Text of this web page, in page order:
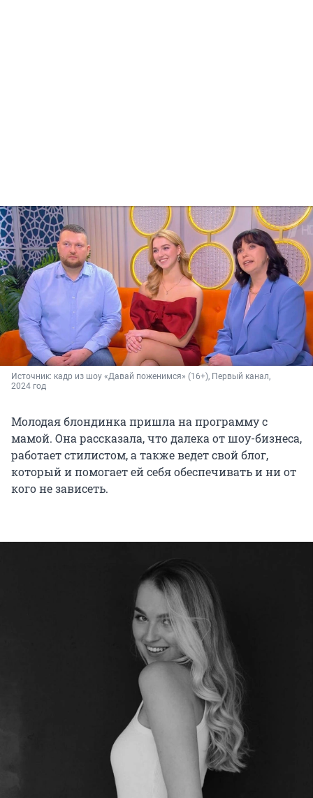
Источник: кадр из шоу «Давай поженимся» (16+), Первый канал,
2024 год
Молодая блондинка пришла на программу с
мамой. Она рассказала, что далека от шоу-бизнеса,
работает стилистом, а также ведет свой блог,
который и помогает ей себя обеспечивать и ни от
кого не зависеть.